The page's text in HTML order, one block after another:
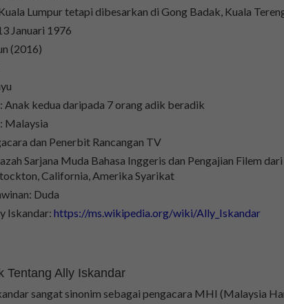
Lumpur tetapi dibesarkan di Gong Badak, Kuala
Januari 1976
(2016)
kedua daripada 7 orang adik beradik
Malaysia
dan Penerbit Rancangan TV
Sarjana Muda Bahasa Inggeris dan Pengajian Filem
California, Amerika Syarikat
Duda
Iskandar: https://ms.wikipedia.org/wiki/Ally_Iskandar
Tentang Ally Iskandar
sangat sinonim sebagai pengacara MHI (Malaysia